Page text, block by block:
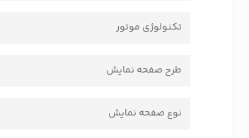
تکنولوژی موتور
طرح صفحه نمایش
نوع صفحه نمایش